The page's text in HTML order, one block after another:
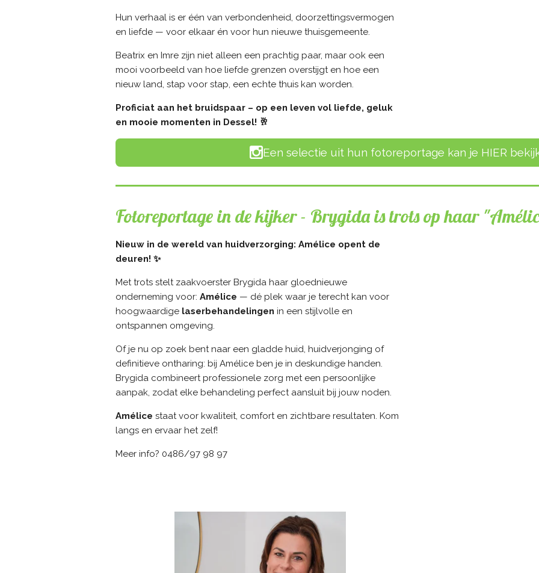
Hun verhaal is er één van verbondenheid, doorzettingsvermogen
en liefde — voor elkaar én voor hun nieuwe thuisgemeente.
Beatrix en Imre zijn niet alleen een prachtig paar, maar ook een
mooi voorbeeld van hoe liefde grenzen overstijgt en hoe een
nieuw land, stap voor stap, een echte thuis kan worden.
Proficiat aan het bruidspaar – op een leven vol liefde, geluk
en mooie momenten in Dessel! 🥂
Een selectie uit hun fotoreportage kan je HIER
Fotoreportage in de kijker - Brygida is trots op haar
Nieuw in de wereld van huidverzorging: Amélice opent de
deuren! ✨
Met trots stelt zaakvoerster Brygida haar gloednieuwe
onderneming voor: Amélice — dé plek waar je terecht kan voor
hoogwaardige laserbehandelingen in een stijlvolle en
ontspannen omgeving.
Of je nu op zoek bent naar een gladde huid, huidverjonging of
definitieve ontharing: bij Amélice ben je in deskundige handen.
Brygida combineert professionele zorg met een persoonlijke
aanpak, zodat elke behandeling perfect aansluit bij jouw noden.
Amélice staat voor kwaliteit, comfort en zichtbare resultaten. Kom
langs en ervaar het zelf!
Meer info? 0486/97 98 97